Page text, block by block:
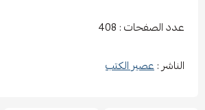
عدد الصفحات : 408
الناشر :عصير الكتب